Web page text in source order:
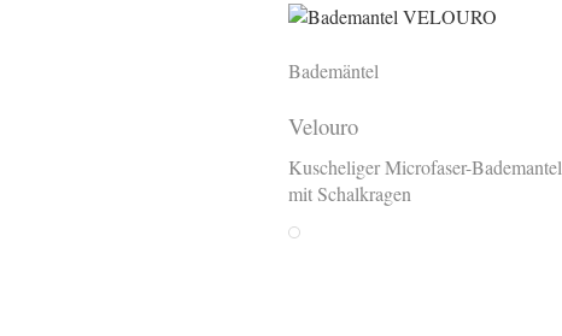
Bademäntel
Velouro
Kuscheliger Microfaser-Bademantel
mit Schalkragen
Weiss